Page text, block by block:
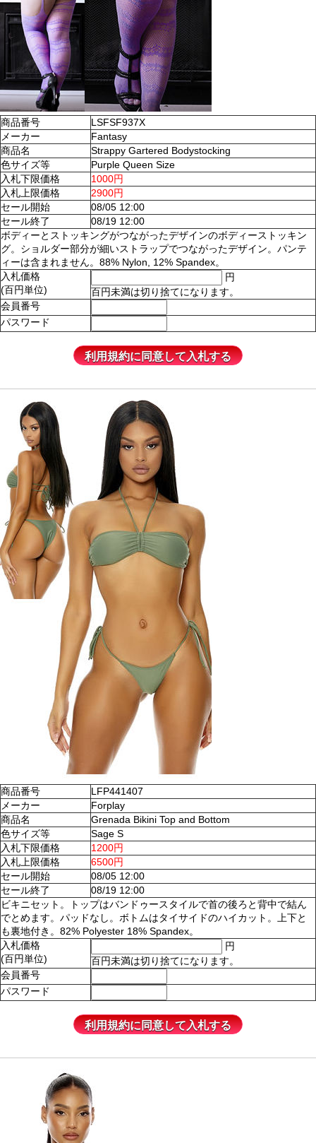
商品番号
LSFSF937X
メーカー
Fantasy
商品名
Strappy Gartered Bodystocking
色サイズ等
Purple Queen Size
入札下限価格
1000円
入札上限価格
2900円
セール開始
08/05 12:00
セール終了
08/19 12:00
ボディーとストッキングがつながったデザインのボディーストッキン
グ。ショルダー部分が細いストラップでつながったデザイン。パンテ
ィーは含まれません。88% Nylon, 12% Spandex。
入札価格
(百円単位)
円
百円未満は切り捨てになります。
会員番号
パスワード
商品番号
LFP441407
メーカー
Forplay
商品名
Grenada Bikini Top and Bottom
色サイズ等
Sage S
入札下限価格
1200円
入札上限価格
6500円
セール開始
08/05 12:00
セール終了
08/19 12:00
ビキニセット。トップはバンドゥースタイルで首の後ろと背中で結ん
でとめます。パッドなし。ボトムはタイサイドのハイカット。上下と
も裏地付き。82% Polyester 18% Spandex。
入札価格
(百円単位)
円
百円未満は切り捨てになります。
会員番号
パスワード